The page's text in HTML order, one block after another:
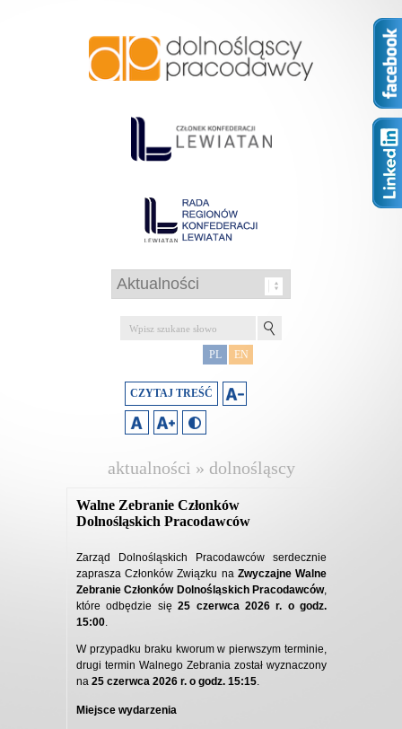
PL EN
CZYTAJ TREŚĆ
aktualności » dolnośląscy
Walne Zebranie Członków
Dolnośląskich Pracodawców
Zarząd Dolnośląskich Pracodawców serdecznie
zaprasza Członków Związku na Zwyczajne Walne
Zebranie Członków Dolnośląskich Pracodawców,
które odbędzie się25 czerwca 2026 r. o godz.
15:00.
W przypadku braku kworum w pierwszym terminie,
drugi termin Walnego Zebrania został wyznaczony
na 25 czerwca 2026 r. o godz. 15:15.
Miejsce wydarzenia